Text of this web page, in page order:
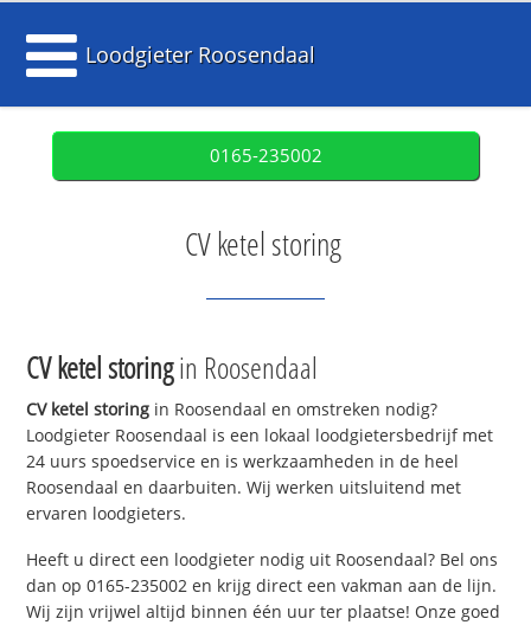
Loodgieter Roosendaal
0165-235002
CV ketel storing
CV ketel storingin Roosendaal
CV ketel storing in Roosendaal en omstreken nodig?
Loodgieter Roosendaal is een lokaal loodgietersbedrijf met
24 uurs spoedservice en is werkzaamheden in de heel
Roosendaal en daarbuiten. Wij werken uitsluitend met
ervaren loodgieters.
Heeft u direct een loodgieter nodig uit Roosendaal? Bel ons
dan op 0165-235002 en krijg direct een vakman aan de lijn.
Wij zijn vrijwel altijd binnen één uur ter plaatse! Onze goed